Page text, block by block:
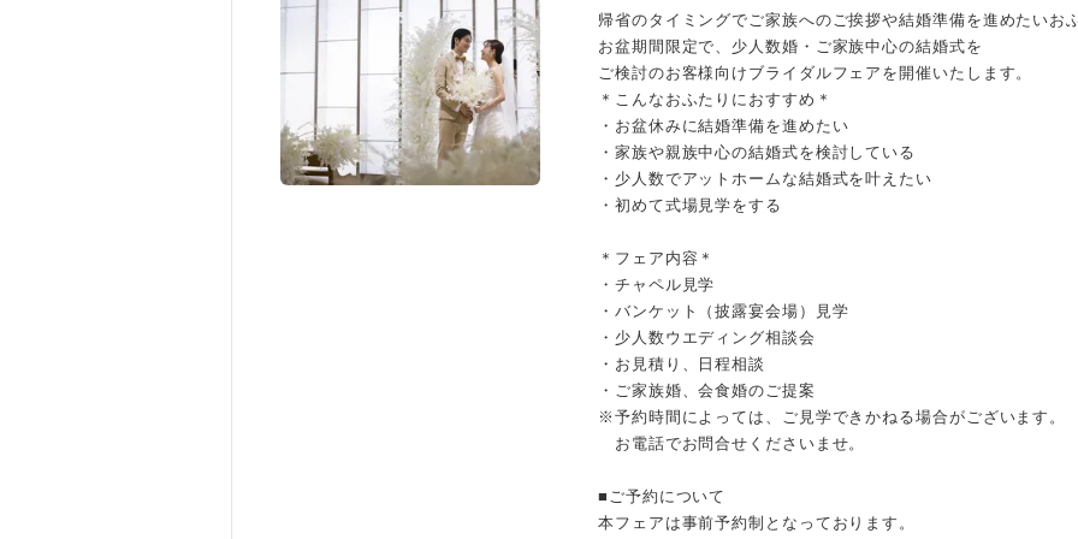
帰省のタイミングでご家族へのご挨拶や結婚準備を進めたいお
お盆期間限定で、少人数婚・ご家族中心の結婚式を
ご検討のお客様向けブライダルフェアを開催いたします。
＊こんなおふたりにおすすめ＊
・お盆休みに結婚準備を進めたい
・家族や親族中心の結婚式を検討している
・少人数でアットホームな結婚式を叶えたい
・初めて式場見学をする
＊フェア内容＊
・チャペル見学
・バンケット（披露宴会場）見学
・少人数ウエディング相談会
・お見積り、日程相談
・ご家族婚、会食婚のご提案
※予約時間によっては、ご見学できかねる場合がございます。
お電話でお問合せくださいませ。
■ご予約について
本フェアは事前予約制となっております。